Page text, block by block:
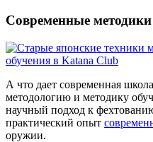
Современные
А что дает современная
методологию и методику
научный подход к
практический опыт
оружии.